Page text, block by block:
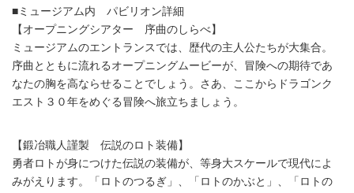
■ミュージアム内 パビリオン詳細
【オープニングシアター 序曲のしらべ】
ミュージアムのエントランスでは、歴代の主人公たちが大集合。
序曲とともに流れるオープニングムービーが、冒険への期待であ
なたの胸を高ならせることでしょう。さあ、ここからドラゴンク
エスト３０年をめぐる冒険へ旅立ちましょう。
【鍛冶職人謹製 伝説のロト装備】
勇者ロトが身につけた伝説の装備が、等身大スケールで現代によ
みがえります。「ロトのつるぎ」、「ロトのかぶと」、「ロトの